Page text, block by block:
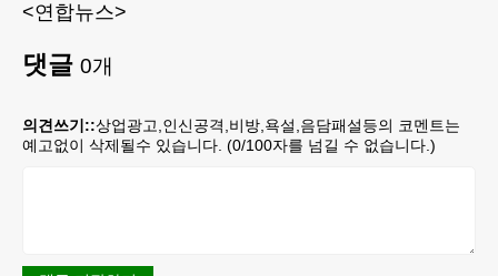
<연합뉴스>
댓글 0개
의견쓰기::상업광고,인신공격,비방,욕설,음담패설등의 코멘트는
예고없이 삭제될수 있습니다. (0/100자를 넘길 수 없습니다.)